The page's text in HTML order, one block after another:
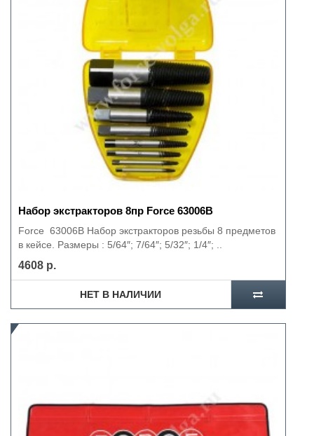
Набор экстракторов 8пр Force 63006В
Force 63006В Набор экстракторов резьбы 8 предметов
в кейсе. Размеры : 5/64″; 7/64″; 5/32″; 1/4″; ..
4608 р.
НЕТ В НАЛИЧИИ